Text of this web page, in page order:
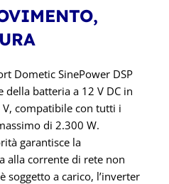
Dometic SinePower DSP
batteria a 12 V DC in
compatibile con tutti i
di 2.300 W.
garantisce la
alla corrente di rete non
soggetto a carico, l’inverter